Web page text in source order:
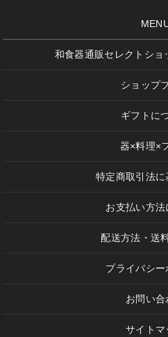
和食器通販セレクトショ
ショップ
ギフトに
器×料理×
特定商取引法
お支払い方法
配送方法・送
プライバシー
お問い合
サイトマ